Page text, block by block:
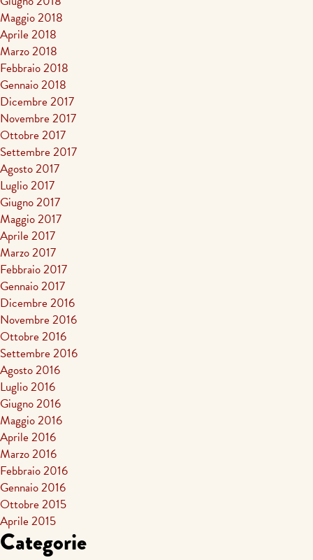
Maggio 2018
Aprile 2018
Marzo 2018
Febbraio 2018
Gennaio 2018
Dicembre 2017
Novembre 2017
Ottobre 2017
Settembre 2017
Agosto 2017
Luglio 2017
Giugno 2017
Maggio 2017
Aprile 2017
Marzo 2017
Febbraio 2017
Gennaio 2017
Dicembre 2016
Novembre 2016
Ottobre 2016
Settembre 2016
Agosto 2016
Luglio 2016
Giugno 2016
Maggio 2016
Aprile 2016
Marzo 2016
Febbraio 2016
Gennaio 2016
Ottobre 2015
Aprile 2015
Categorie